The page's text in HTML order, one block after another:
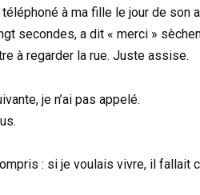
téléphoné à ma fille le jour de
secondes, a dit « merci »
à regarder la rue. Juste assise.
je n’ai pas appelé.
: si je voulais vivre, il fallait